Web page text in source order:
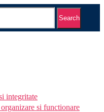
Search
integritate
si functionare